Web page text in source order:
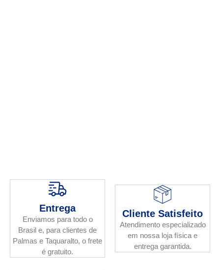
Entrega
Enviamos para todo o
Brasil e, para clientes de
Palmas e Taquaralto, o frete
é gratuito.
Cliente Satisfeito
Atendimento especializado
em nossa loja física e
entrega garantida.